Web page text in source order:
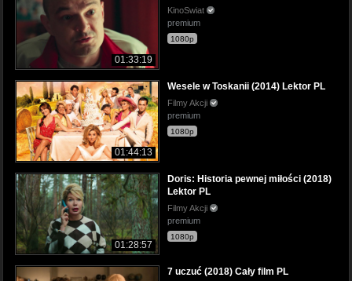
01:33:19
KinoSwiat
premium
1080p
01:44:13
Wesele w Toskanii (2014) Lektor PL
Filmy Akcji
premium
1080p
01:28:57
Doris: Historia pewnej miłości (2018)
Lektor PL
Filmy Akcji
premium
1080p
7 uczuć (2018) Cały film PL